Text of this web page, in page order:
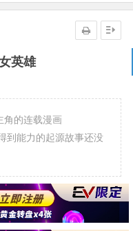
英雄
角的连载漫画
到能力的起源故事还没